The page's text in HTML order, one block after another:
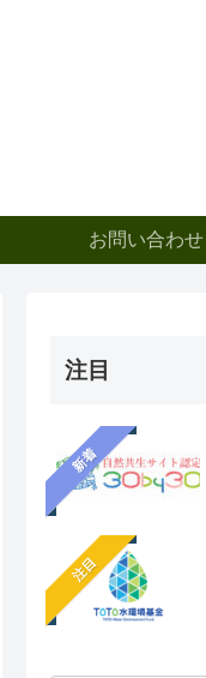
お問い合わせ
注目
新着
注目